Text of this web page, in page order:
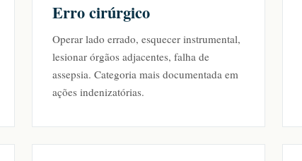
Erro cirúrgico
Operar lado errado, esquecer instrumental,
lesionar órgãos adjacentes, falha de
assepsia. Categoria mais documentada em
ações indenizatórias.